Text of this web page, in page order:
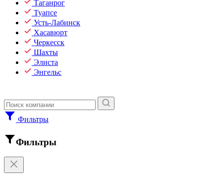
Таганрог
Туапсе
Усть-Лабинск
Хасавюрт
Черкесск
Шахты
Элиста
Энгельс
Фильтры
Фильтры